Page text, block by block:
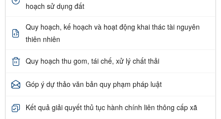
hoạch sử dụng đất
Quy hoạch, kế hoạch và hoạt động khai thác tài nguyên
thiên nhiên
Quy hoạch thu gom, tái chế, xử lý chất thải
Góp ý dự thảo văn bản quy phạm pháp luật
Kết quả giải quyết thủ tục hành chính liên thông cấp xã